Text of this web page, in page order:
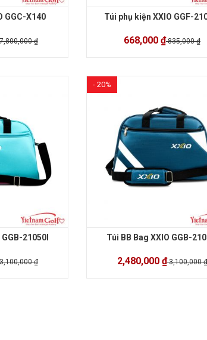
GGC-X140
₫
Túi phụ kiện XXIO GGF-
668,000 ₫835,000 ₫
21050I
₫
- 20%
Túi BB Bag XXIO GGB-
2,480,000 ₫3,100,000 ₫